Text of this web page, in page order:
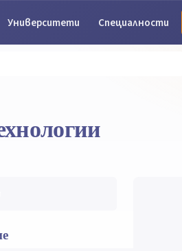
Университети Специалности